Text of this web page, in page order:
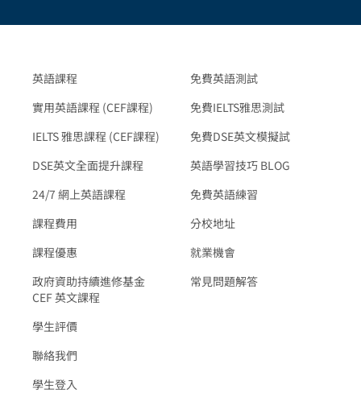
英語課程
實用英語課程 (CEF課程)
IELTS 雅思課程 (CEF課程)
DSE英文全面提升課程
24/7 網上英語課程
課程費用
課程優惠
政府資助持續進修基金
CEF 英文課程
學生評價
聯絡我們
學生登入
免費英語測試
免費IELTS雅思測試
免費DSE英文模擬試
英語學習技巧 BLOG
免費英語練習
分校地址
就業機會
常見問題解答